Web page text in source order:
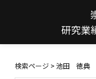
研究業
検索ページ > 池田 徳典